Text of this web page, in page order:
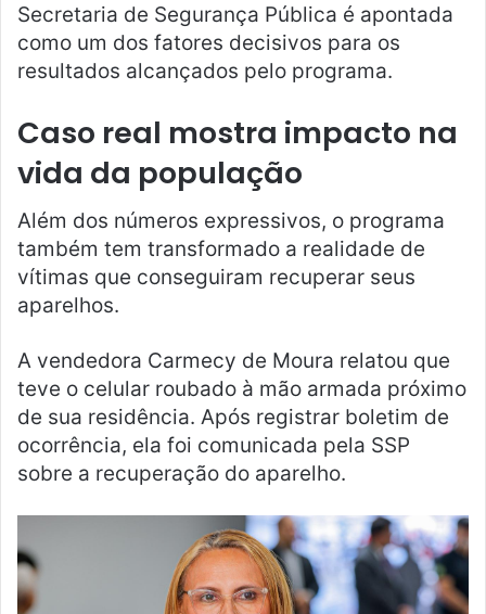
Secretaria de Segurança Pública é apontada
como um dos fatores decisivos para os
resultados alcançados pelo programa.
Caso real mostra impacto na
vida da população
Além dos números expressivos, o programa
também tem transformado a realidade de
vítimas que conseguiram recuperar seus
aparelhos.
A vendedora Carmecy de Moura relatou que
teve o celular roubado à mão armada próximo
de sua residência. Após registrar boletim de
ocorrência, ela foi comunicada pela SSP
sobre a recuperação do aparelho.